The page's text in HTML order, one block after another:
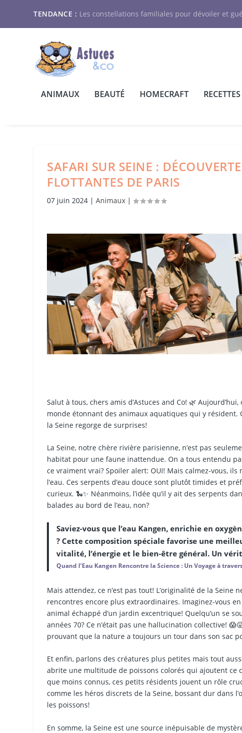
TENDANCE : Les constellations familiales pour dévoiler et
ANIMAUX BEAUTÉ HOMECRAFT RECETTES
SAFARI SUR SEINE :
FLOTTANTES DE PARIS
07 juin 2024 |Animaux |
Salut à tous, chers amis d’Astuces and Co! 🌿
monde étonnant des animaux aquatiques qui y résident.
la Seine regorge de surprises!
La Seine, notre chère rivière parisienne, n’est pas
habitat pour une faune inattendue. On a tous entendu
ce vraiment vrai? Spoiler alert: OUI! Mais calmez-vous,
l’eau. Ces serpents d’eau douce sont plutôt timides et
curieux. 🐍✨ Néanmoins, l’idée qu’il y ait des serpents
balades au bord de l’eau, non?
Saviez-vous que l’eau Kangen, enrichie en
? Cette composition spéciale favorise une
vitalité, l’énergie et le bien-être général. Un
Quand l’Eau Kangen Rencontre la Science : Un Voyage à
Mais attendez, ce n’est pas tout! L’originalité de la Seine
rencontres encore plus extraordinaires. Imaginez-vous
animal échappé d’un jardin excentrique! Quelqu’un se
années 70? Ce n’était pas une hallucination collective!
prouvant que la nature a toujours un tour dans son sac
Et enfin, parlons des créatures plus petites mais tout
abrite une multitude de poissons colorés qui ajoutent
que moins connus, ces petits résidents jouent un rôle
comme les héros discrets de la Seine, bossant dur dans
les poissons!
En somme, la Seine est une source inépuisable de